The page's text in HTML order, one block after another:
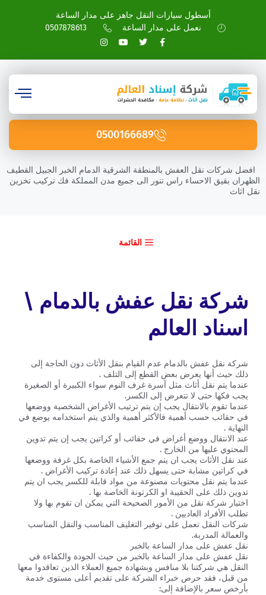
أسطول سيارات النقل جاهز على مدار الساعة
نعمل على مدار الساعة
0507878613
0500166689
افضل شركات نقل العفش بالمنطقة الشرقية الدمام الخبر الجبيل القطيف
الظهران بقيق الاحساء راس تنور الى جميع مدن المملكة فك تركيب تخزين
نقل اثاث
القائمة
شركة نقل عفش بالدمام \
اسناد العالم
شركة نقل عفش بالدمام عدم القيام بنقل الأثاث دون الحاجة إلى
ذلك حيث أنها يعرض بعض القطع إلى التلف .
عندما يتم نقل أثاث مثل آسرة غرف النوم سواء الكبيرة أو الصغيرة
يجب فكها حتى لا تتعرض إلى الكسر.
عندما تقوم بالانتقال يجب إن يتم ترتيب الأغراض الشخصية ووضعها
في حقائب حسب أهمية فالأكثر أهمية والذي يتم استخدامه يوضع في
النهاية .
عند الانتقال ووضع أغراض في حقائب أو كراتين يجب إن يتم تدوين
المحتوي عليها من الخارج .
عند نقل الأثاث يجب ان يتم جمع الأشياء الخاصة بكل غرفة ووضعها
في كراتين مشابة حتى يسهل ذلك عند إعادة تركيب الأغراض .
عندما يتم نقل محتويات مصنوعة من مواد قابلة للكسر يجب ان يتم
تدوين ذلك على الحقيبة او الكرتونة الخاصة بها .
اختيار شركة نقل من الأمور الصحيحة التي يمكن ان تقوم بها ولا
تطلب الأفراد العاديين .
شركات النقل تعمل على توفير التغليف المناسب والنقل المناسب
والعمالة المدربة.
نقل عفش على مدار الساعة بالخبر
نقل عفش على مدار الساعة بالخبر من حيث الجودة والكفاءة في
النقل هي شركتنا بلا منافس وبشهادة جميع العملاء الذين تعاقدوا معها
من قبل، فقد حرص خبراء الشركة على تقديم أعلى مستوى خدمة
بأرخص سعر بالإضافة إلى: